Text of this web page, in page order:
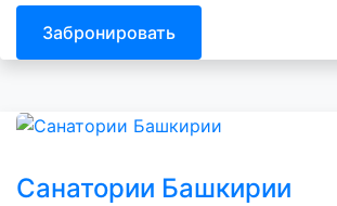
Забронировать
Санатории Башкирии